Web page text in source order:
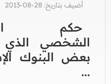
أضيف بتاريخ: 28-08-2013
حكم
الشخصي الذي
بعض البنوك
...